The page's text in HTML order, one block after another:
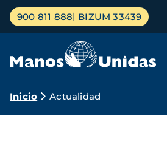
Pasar
contenido
Menú
principal
900 811 888 BIZUM 33439
Ruta
Inicio Actualidad